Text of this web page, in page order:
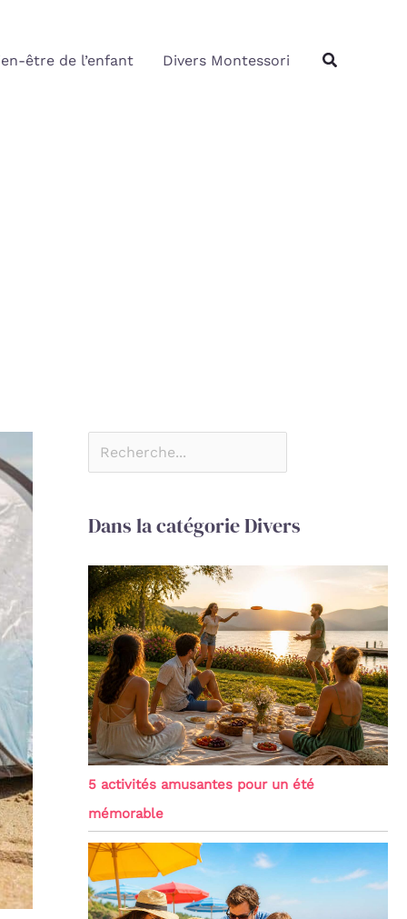
être de l’enfant Divers Montessori
Dans la catégorie Divers
5 activités amusantes pour un été
mémorable